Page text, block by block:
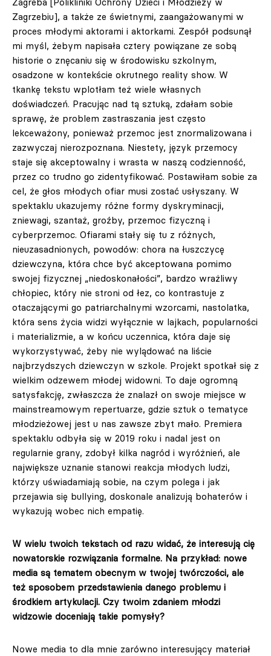
Zagrzebiu], a także ze świetnymi, zaangażowanymi w
proces młodymi aktorami i aktorkami. Zespół podsunął
mi myśl, żebym napisała cztery powiązane ze sobą
historie o znęcaniu się w środowisku szkolnym,
osadzone w kontekście okrutnego reality show. W
tkankę tekstu wplotłam też wiele własnych
doświadczeń. Pracując nad tą sztuką, zdałam sobie
sprawę, że problem zastraszania jest często
lekceważony, ponieważ przemoc jest znormalizowana i
zazwyczaj nierozpoznana. Niestety, język przemocy
staje się akceptowalny i wrasta w naszą codzienność,
przez co trudno go zidentyfikować. Postawiłam sobie za
cel, że głos młodych ofiar musi zostać usłyszany. W
spektaklu ukazujemy różne formy dyskryminacji,
zniewagi, szantaż, groźby, przemoc fizyczną i
cyberprzemoc. Ofiarami stały się tu z różnych,
nieuzasadnionych, powodów: chora na łuszczycę
dziewczyna, która chce być akceptowana pomimo
swojej fizycznej „niedoskonałości”, bardzo wrażliwy
chłopiec, który nie stroni od łez, co kontrastuje z
otaczającymi go patriarchalnymi wzorcami, nastolatka,
która sens życia widzi wyłącznie w lajkach, popularności
i materializmie, a w końcu uczennica, która daje się
wykorzystywać, żeby nie wylądować na liście
najbrzydszych dziewczyn w szkole. Projekt spotkał się z
wielkim odzewem młodej widowni. To daje ogromną
satysfakcję, zwłaszcza że znalazł on swoje miejsce w
mainstreamowym repertuarze, gdzie sztuk o tematyce
młodzieżowej jest u nas zawsze zbyt mało. Premiera
spektaklu odbyła się w 2019 roku i nadal jest on
regularnie grany, zdobył kilka nagród i wyróżnień, ale
największe uznanie stanowi reakcja młodych ludzi,
którzy uświadamiają sobie, na czym polega i jak
przejawia się bullying, doskonale analizują bohaterów i
wykazują wobec nich empatię.
W wielu twoich tekstach od razu widać, że interesują cię
nowatorskie rozwiązania formalne. Na przykład: nowe
media są tematem obecnym w twojej twórczości, ale
też sposobem przedstawienia danego problemu i
środkiem artykulacji. Czy twoim zdaniem młodzi
widzowie doceniają takie pomysły?
Nowe media to dla mnie zarówno interesujący materiał